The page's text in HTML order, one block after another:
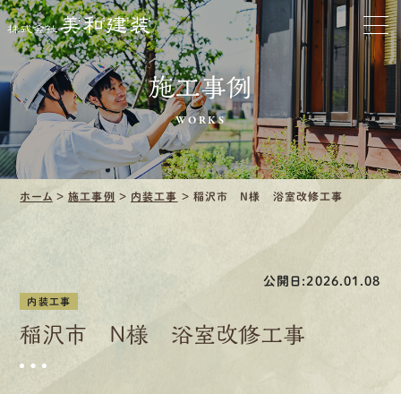
お家をきれいに
会社をきれいに
クリーニング
施工事例
口コミ・レビュー紹介
会社案内
施工事例
WORKS
ホーム >施工事例 > 内装工事 > 稲沢市 N様 浴室改修工事
公開日:2026.01.08
内装工事
稲沢市 N様 浴室改修工事